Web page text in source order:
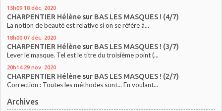
15h09 18 déc. 2020
CHARPENTIER Hélène sur BAS LES MASQUES ! (4/7)
La notion de beauté est relative si on se réfère à...
18h00 07 déc. 2020
CHARPENTIER Hélène sur BAS LES MASQUES ! (3/7)
Lever le masque. Tel est le titre du troisième point (...
20h14 29 nov. 2020
CHARPENTIER Hélène sur BAS LES MASQUES ! (2/7)
Correction : Toutes les méthodes sont... En voulant...
Archives